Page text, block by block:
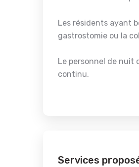
Les résidents ayant
gastrostomie ou la
Le personnel de nuit
continu.
Services